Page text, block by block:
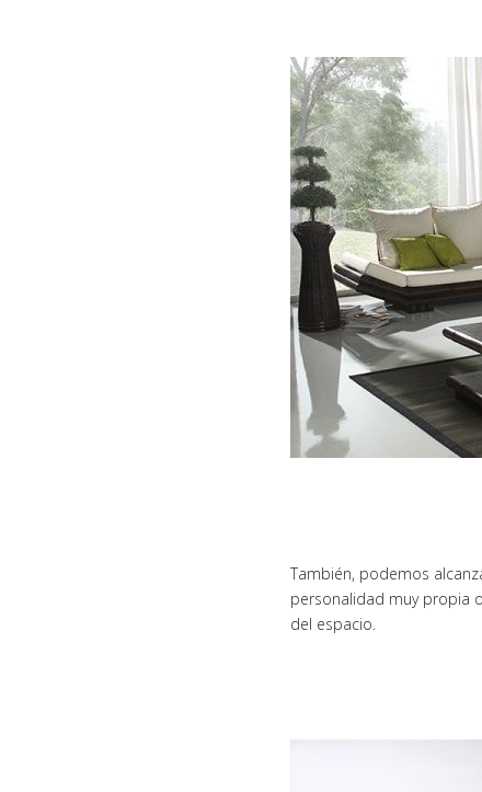
También, podemos
personalidad muy propia
del espacio.